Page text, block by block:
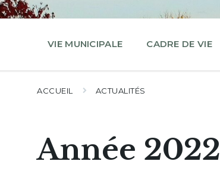
VIE MUNICIPALE CADRE DE VIE
ACCUEIL ACTUALITÉS
Année 2022